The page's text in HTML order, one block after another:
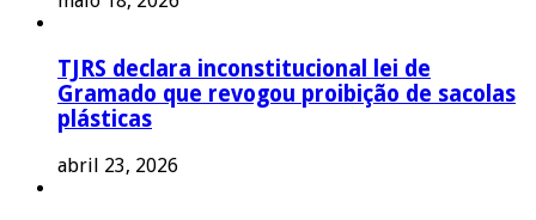
TJRS declara inconstitucional lei de
Gramado que revogou proibição de sacolas
plásticas
abril 23, 2026